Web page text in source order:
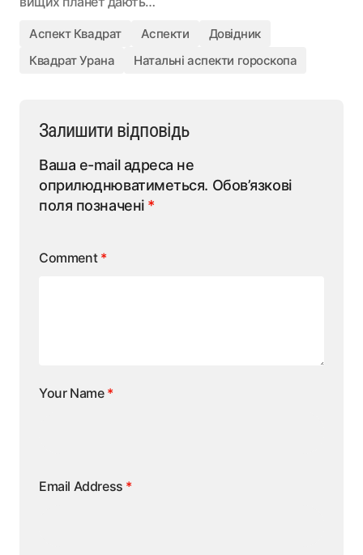
Аспект Квадрат Аспекти
Довідник
Квадрат Урана
Натальні аспекти гороскопа
Залишити відповідь
Ваша e-mail адреса не
оприлюднюватиметься. Обов’язкові
поля позначені *
Comment *
Your Name *
Email Address *